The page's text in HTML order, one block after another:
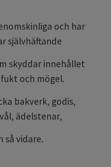
och har
självhäftande
skyddar innehållet
och mögel.
bakverk, godis,
ädelstenar,
så vidare.